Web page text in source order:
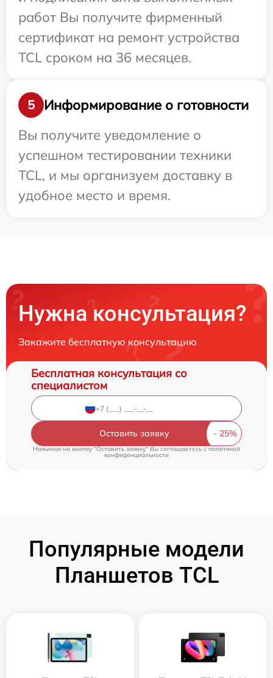
работ Вы получите фирменный
сертификат на ремонт устройства
TCL сроком на 36 месяцев.
5
Информирование о готовности
Вы получите уведомление о
успешном тестировании техники
TCL, и мы организуем доставку в
удобное место и время.
Нужна консультация?
Закажите бесплатную консультацию
Бесплатная консультация со
специалистом
Оставить заявку
Нажимая на кнопку "Оставить заявку" Вы соглашаетесь c политикой
конфиденциальности
Популярные модели
Планшетов TCL